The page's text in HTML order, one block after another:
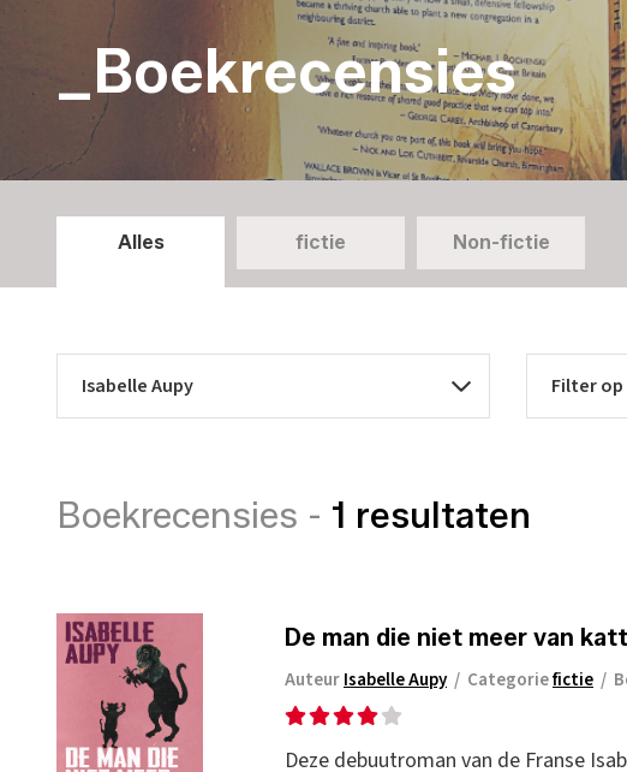
_Boekrecensies
Alles fictie Non-fictie
Boekrecensies - 1 resultaten
De man die niet meer van
AuteurIsabelle Aupy / Categoriefictie /
Deze debuutroman van de Franse